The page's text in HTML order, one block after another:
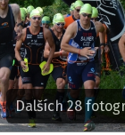
Dalších 28